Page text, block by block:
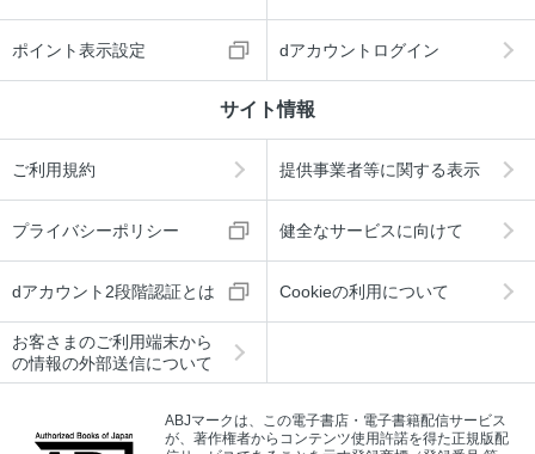
ポイント表示設定 dアカウントログイン
サイト情報
ご利用規約 提供事業者等に関する表示
プライバシーポリシー 健全なサービスに向けて
dアカウント2段階認証とは Cookieの利用について
お客さまのご利用端末から
の情報の外部送信について
ABJマークは、この電子書店・電子書籍配信サービス
が、著作権者からコンテンツ使用許諾を得た正規版配